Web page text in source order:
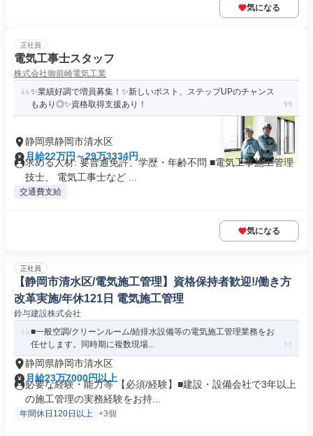
気になる
正社員
電気工事士スタッフ
株式会社御前崎電気工業
✨業績好調で増員募集！✨新しいポスト、ステップUPのチャンス
もあり◎✨資格取得支援あり！
静岡県静岡市清水区
月給22万円～29万3334円
求める人材: 要普通免許、学歴・年齢不問 ■電気工事施工管理
技士、 電気工事士など ...
交通費支給
気になる
正社員
【静岡市清水区/電気施工管理】資格保持者歓迎!/働き方
改革実施/年休121日 電気施工管理
鈴与建設株式会社
■一般空調/クリーンルーム/給排水設備等の電気施工管理業務をお
任せします。同時期に複数現場...
静岡県静岡市清水区
月給23万7000円以上
必要な経験・能力等 【必須/経験】■建設・設備会社で3年以上
の施工管理の実務経験をお持...
年間休日120日以上 +3個